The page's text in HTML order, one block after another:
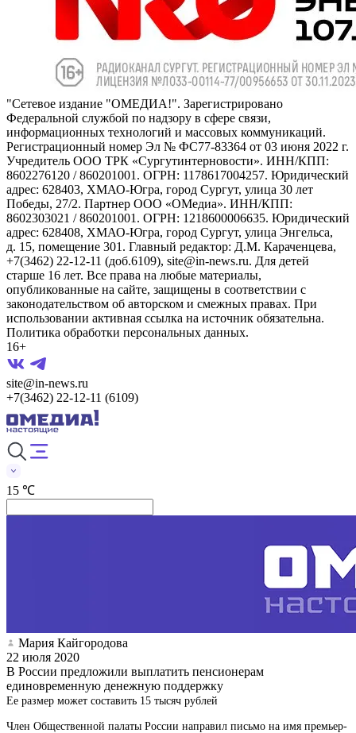
"Сетевое издание "ОМЕДИА!". Зарегистрировано
Федеральной службой по надзору в сфере связи,
информационных технологий и массовых коммуникаций.
Регистрационный номер Эл № ФС77-83364 от 03 июня 2022 г.
Учредитель ООО ТРК «Сургутинтерновости». ИНН/КПП:
8602276120 / 860201001. ОГРН: 1178617004257. Юридический
адрес: 628403, ХМАО-Югра, город Сургут, улица 30 лет
Победы, 27/2. Партнер ООО «ОМедиа». ИНН/КПП:
8602303021 / 860201001. ОГРН: 1218600006635. Юридический
адрес: 628408, ХМАО-Югра, город Сургут, улица Энгельса,
д. 15, помещение 301. Главный редактор: Д.М. Караченцева,
+7(3462) 22-12-11 (доб.6109), site@in-news.ru. Для детей
старше 16 лет. Все права на любые материалы,
опубликованные на сайте, защищены в соответствии с
законодательством об авторском и смежных правах. При
использовании активная ссылка на источник обязательна.
Политика обработки персональных данных.
16+
site@in-news.ru
+7(3462) 22-12-11 (6109)
15 ℃
Мария Кайгородова
22 июля 2020
В России предложили выплатить пенсионерам
единовременную денежную поддержку
Ее размер может составить 15 тысяч рублей
Член Общественной палаты России направил письмо на имя премьер-